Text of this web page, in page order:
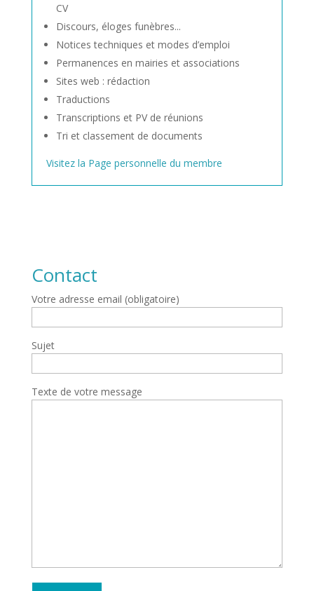
CV
Discours, éloges funèbres...
Notices techniques et modes d’emploi
Permanences en mairies et associations
Sites web : rédaction
Traductions
Transcriptions et PV de réunions
Tri et classement de documents
Visitez la Page personnelle du membre
Contact
Votre adresse email (obligatoire)
Sujet
Texte de votre message